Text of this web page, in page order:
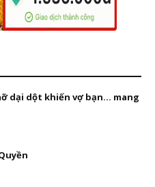
dại dột khiến vợ bạn... mang